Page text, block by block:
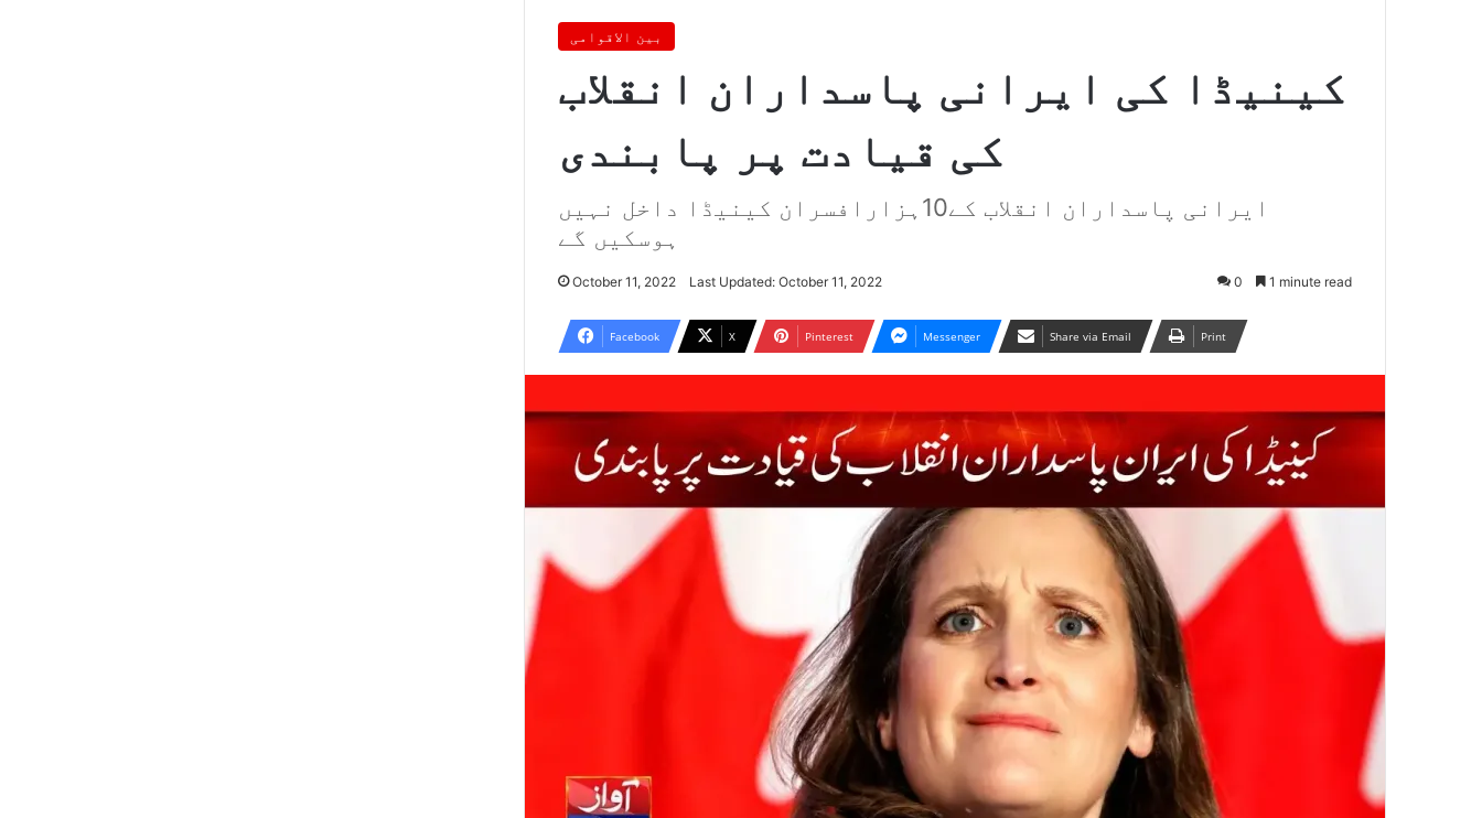
بین الاقوامی
کینیڈا کی ایرانی پاسداران انقلاب
کی قیادت پر پابندی
ایرانی پاسداران انقلاب کے10ہزارافسران کینیڈا داخل نہیں
ہوسکیں گے
October 11, 2022 Last Updated: October 11, 2022 0 1 minute read
Facebook X Pinterest Messenger Share via Email Print